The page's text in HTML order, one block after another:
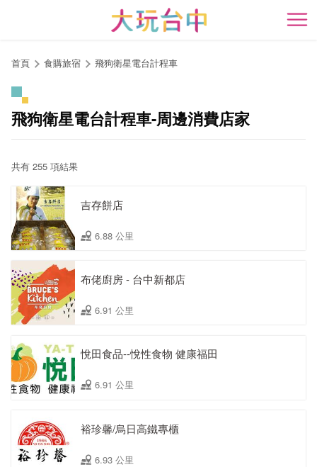
開
首頁 食購旅宿 飛狗衛星電台計程車
飛狗衛星電台計程車-周邊消費店家
共有 255 項結果
吉存餅店
6.88 公里
布佬廚房 - 台中新都店
6.91 公里
悅田食品--悅性食物 健康福田
6.91 公里
裕珍馨/烏日高鐵專櫃
6.93 公里